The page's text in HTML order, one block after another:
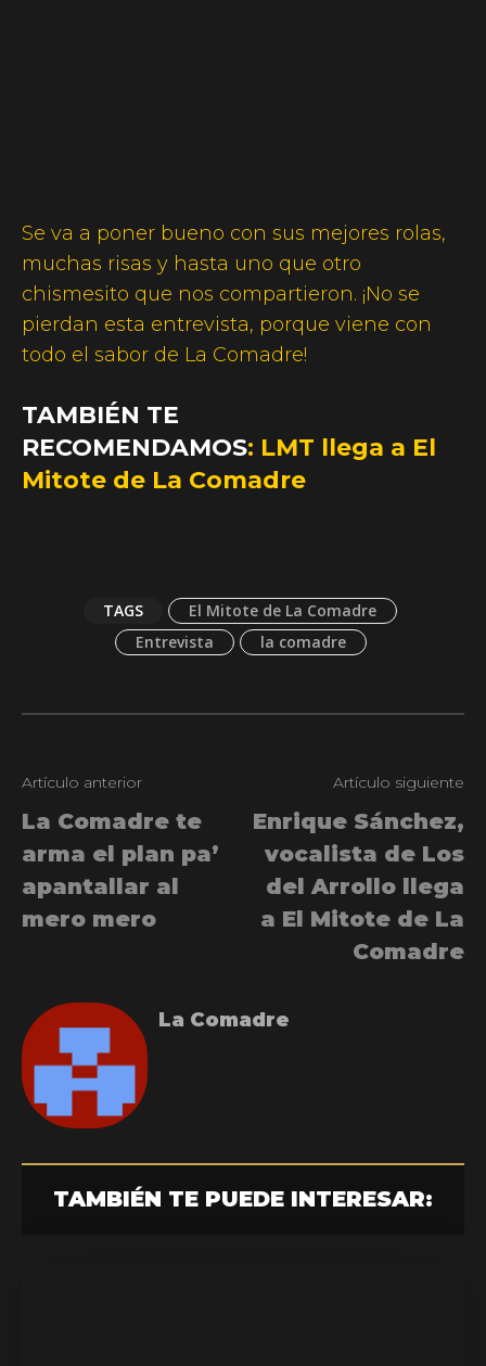
Se va a poner bueno con sus mejores rolas,
muchas risas y hasta uno que otro
chismesito que nos compartieron. ¡No se
pierdan esta entrevista, porque viene con
todo el sabor de La Comadre!
TAMBIÉN TE
RECOMENDAMOS: LMT llega a El
Mitote de La Comadre
TAGS
El Mitote de La Comadre
Entrevista
la comadre
Artículo anterior
La Comadre te
arma el plan pa’
apantallar al
mero mero
Artículo siguiente
Enrique Sánchez,
vocalista de Los
del Arrollo llega
a El Mitote de La
Comadre
La Comadre
TAMBIÉN TE PUEDE INTERESAR: